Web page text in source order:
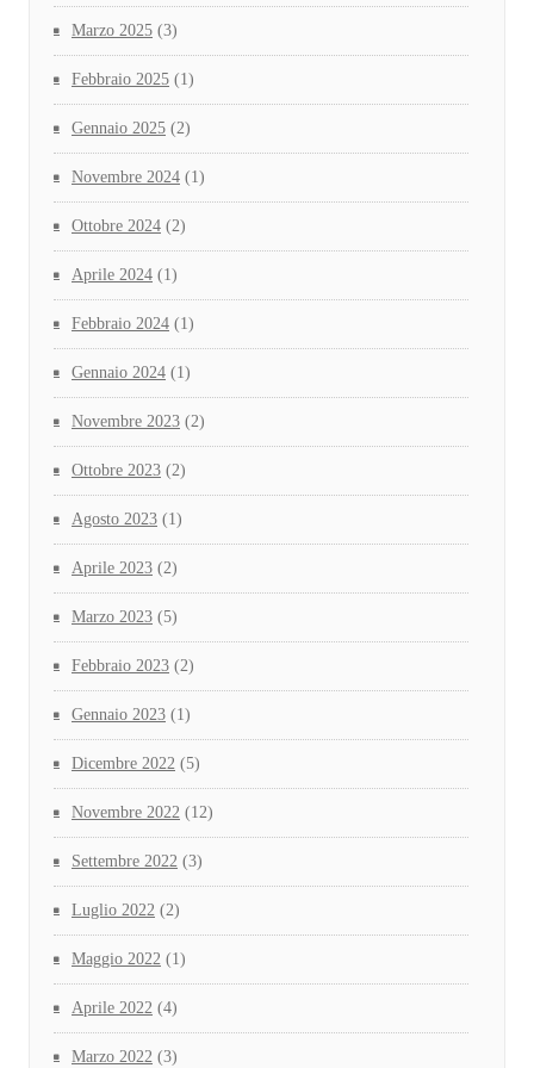
Marzo 2025 (3)
Febbraio 2025 (1)
Gennaio 2025 (2)
Novembre 2024 (1)
Ottobre 2024 (2)
Aprile 2024 (1)
Febbraio 2024 (1)
Gennaio 2024 (1)
Novembre 2023 (2)
Ottobre 2023 (2)
Agosto 2023 (1)
Aprile 2023 (2)
Marzo 2023 (5)
Febbraio 2023 (2)
Gennaio 2023 (1)
Dicembre 2022 (5)
Novembre 2022 (12)
Settembre 2022 (3)
Luglio 2022 (2)
Maggio 2022 (1)
Aprile 2022 (4)
Marzo 2022 (3)